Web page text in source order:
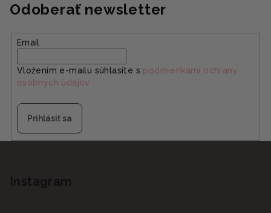
Odoberať newsletter
Email
Vložením e-mailu súhlasíte s podmienkami ochrany
osobných údajov
Prihlásiť sa
Instagram